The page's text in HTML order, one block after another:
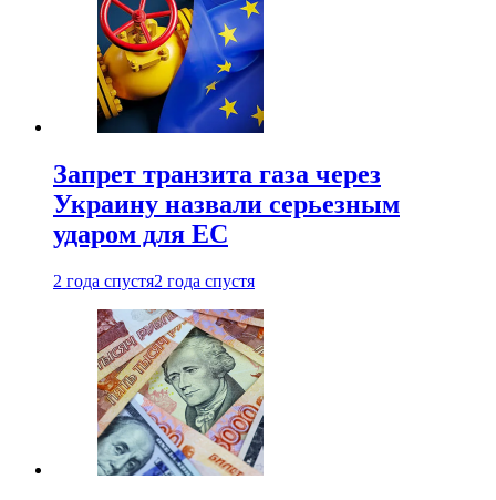
Запрет транзита газа через
Украину назвали серьезным
ударом для ЕС
2 года спустя2 года спустя